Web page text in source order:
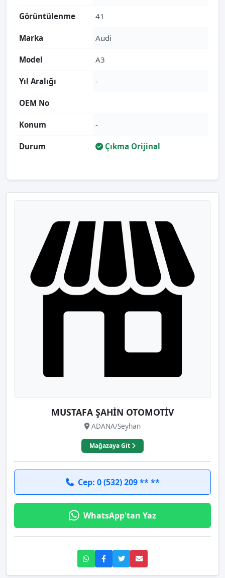
Görüntülenme 41
Marka Audi
Model A3
Yıl Aralığı -
OEM No
Konum -
Durum Çıkma Orijinal
MUSTAFA ŞAHİN OTOMOTİV
ADANA/Seyhan
Mağazaya Git
Cep: 0 (532) 209 ** **
WhatsApp'tan Yaz